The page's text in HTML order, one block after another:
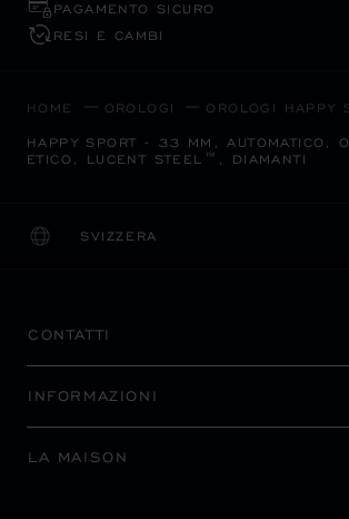
PAGAMENTO SICURO
RESI E CAMBI
HOME OROLOGI OROLOGI HAPPY
HAPPY SPORT - 33 MM, AUTOMATICO,
ETICO, LUCENT STEEL™, DIAMANTI
SVIZZERA
LOCALIZZAZIONE (CAMBIA
CAMBIA PAESE
CONTATTI
INFORMAZIONI
LA MAISON